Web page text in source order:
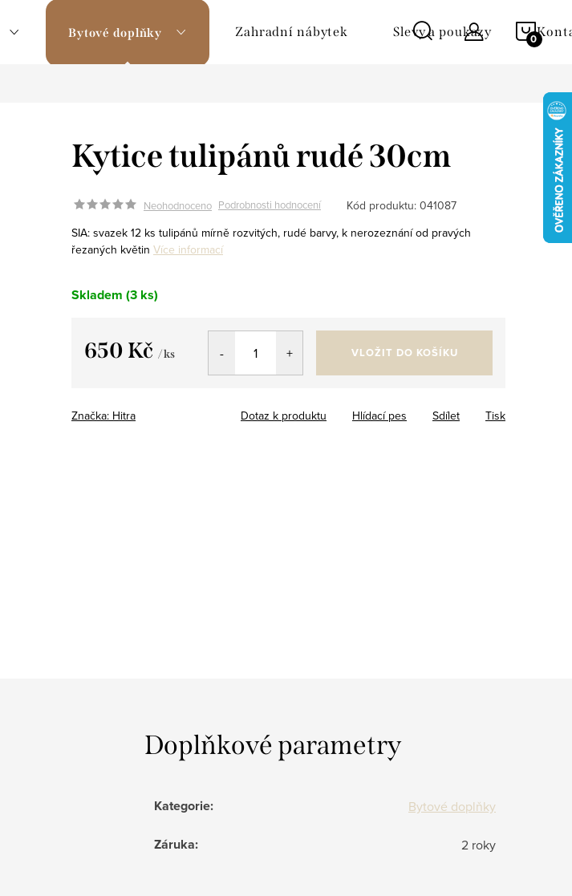
Bytové doplňky Zahradní nábytek Slevy a poukazy
Kytice tulipánů rudé 30cm
Neohodnoceno Podrobnosti hodnocení Kód produktu: 041087
SIA: svazek 12 ks tulipánů mírně rozvitých, rudé barvy, k nerozeznání od pravých
řezaných květin Více informací
Skladem (3 ks)
650 Kč / ks VLOŽIT DO KOŠÍKU
Značka: Hitra Tisk
Dotaz k produktu Hlídací pes Sdílet
Doplňkové parametry
Kategorie: Bytové doplňky
Záruka: 2 roky